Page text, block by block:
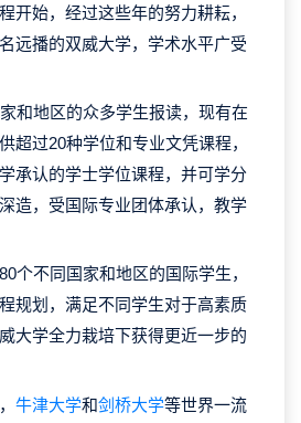
开始，经过这些年的努力耕耘，
远播的双威大学，学术水平广受
和地区的众多学生报读，现有在
超过20种学位和专业文凭课程，
承认的学士学位课程，并可学分
造，受国际专业团体承认，教学
个不同国家和地区的国际学生，
规划，满足不同学生对于高素质
大学全力栽培下获得更近一步的
， 牛津大学和剑桥大学等世界一流